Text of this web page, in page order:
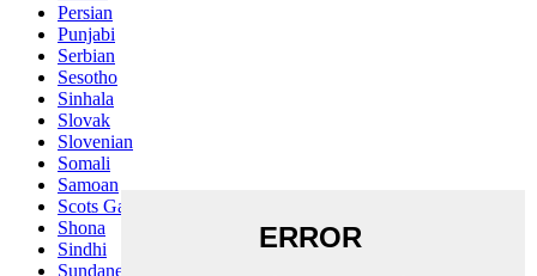
Persian
Punjabi
Serbian
Sesotho
Sinhala
Slovak
Slovenian
Somali
Samoan
Scots Gaelic
Shona
Sindhi
Sundanese